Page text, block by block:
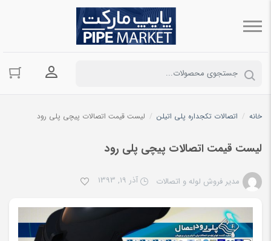
ورود به
خانه / اتصالات تکجداره پلی اتیلن / لیست قیمت اتصالات پیچی پلی رود
لیست قیمت اتصالات پیچی پلی رود
مدیر فروش لوله و اتصالات آذر 19, 1393